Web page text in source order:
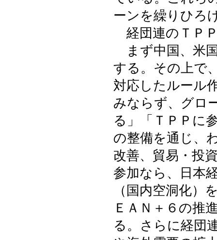
ーンを繰りひろ
経団連のＴＰ
まず中国、米
する。その上で
対応したルール
みならず、グロ
る」「ＴＰＰに
の整備を通じ、
改善、貿易・投
参加なら、日本
（国内空洞化）
ＥＡＮ＋６の推
る。さらに経団